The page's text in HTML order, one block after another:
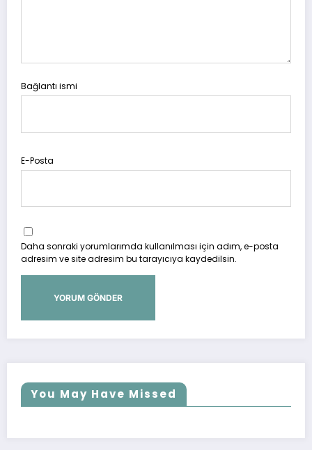
Bağlantı ismi
E-Posta
Daha sonraki yorumlarımda kullanılması için adım, e-posta
adresim ve site adresim bu tarayıcıya kaydedilsin.
You May Have Missed